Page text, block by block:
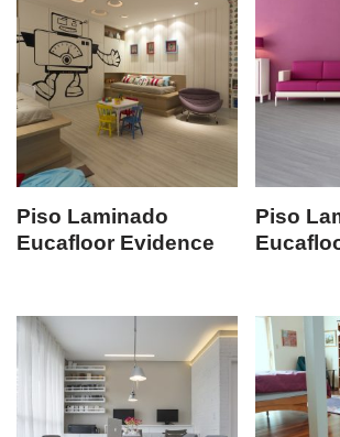
Piso Laminado
Eucafloor Evidence
Piso